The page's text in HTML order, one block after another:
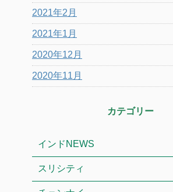
2021年2月
2021年1月
2020年12月
2020年11月
カテゴリー
インドNEWS
スリシティ